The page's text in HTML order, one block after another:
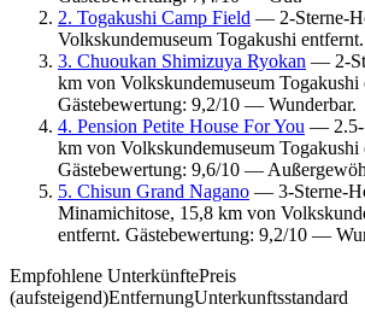
2. Togakushi Camp Field — 2-Sterne-
Volkskundemuseum Togakushi entfernt.
3. Chuoukan Shimizuya Ryokan — 2-
km von Volkskundemuseum Togakushi
Gästebewertung: 9,2/10 — Wunderbar.
4. Pension Petite House For You — 2.5-
km von Volkskundemuseum Togakushi
Gästebewertung: 9,6/10 —
5. Chisun Grand Nagano — 3-Sterne-
Minamichitose, 15,8 km von
entfernt. Gästebewertung: 9,2/10 —
Empfohlene UnterkünftePreis
(aufsteigend)EntfernungUnterkunftsstandard